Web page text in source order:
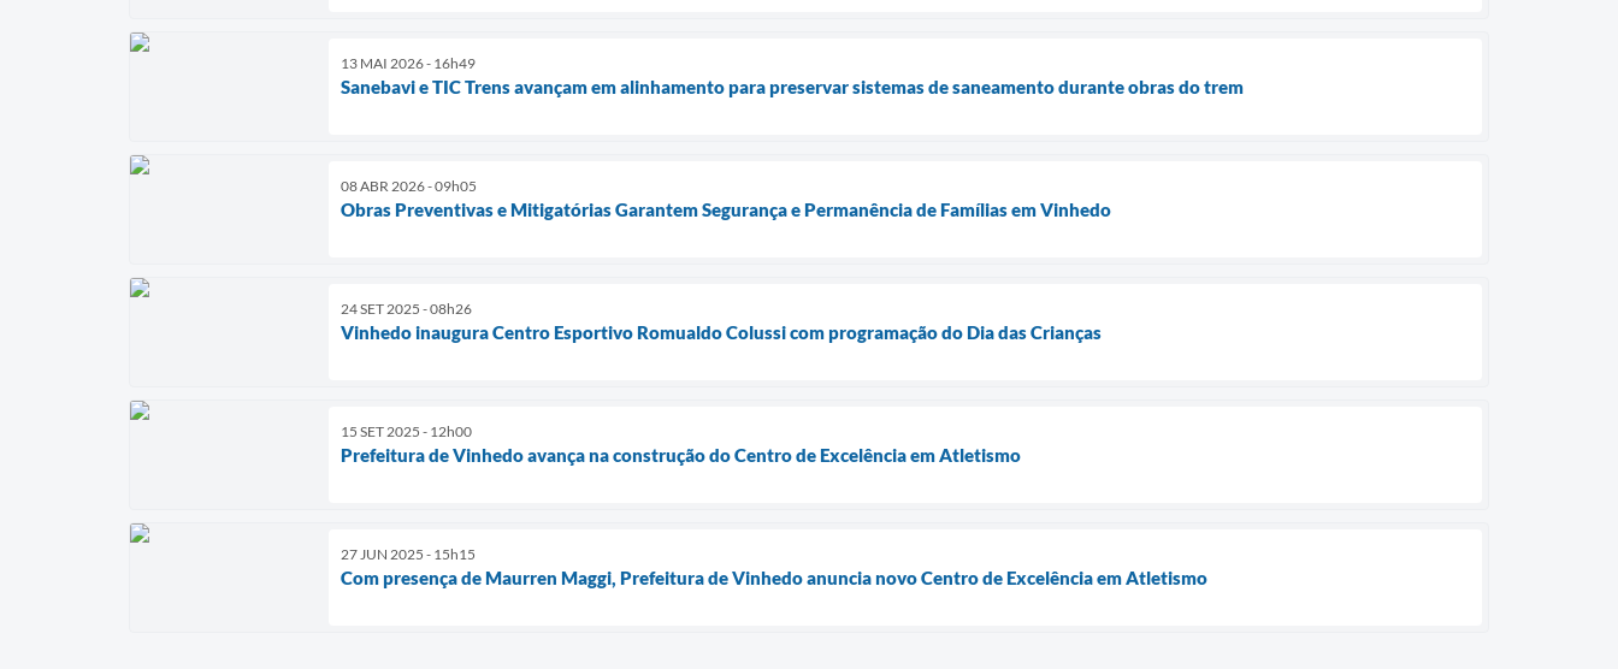
13 MAI 2026 - 16h49
Sanebavi e TIC Trens avançam em alinhamento para preservar sistemas de saneamento durante obras do trem
08 ABR 2026 - 09h05
Obras Preventivas e Mitigatórias Garantem Segurança e Permanência de Famílias em Vinhedo
24 SET 2025 - 08h26
Vinhedo inaugura Centro Esportivo Romualdo Colussi com programação do Dia das Crianças
15 SET 2025 - 12h00
Prefeitura de Vinhedo avança na construção do Centro de Excelência em Atletismo
27 JUN 2025 - 15h15
Com presença de Maurren Maggi, Prefeitura de Vinhedo anuncia novo Centro de Excelência em Atletismo